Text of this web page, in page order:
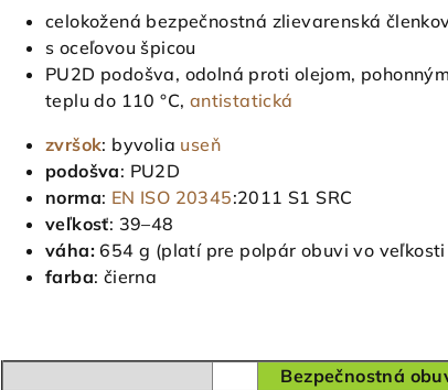
celokožená bezpečnostná zlievarenská
s oceľovou špicou
PU2D podošva, odolná proti olejom,
teplu do 110 °C, antistatická
zvršok: byvolia useň
podošva: PU2D
norma: EN ISO 20345:2011 S1 SRC
veľkosť: 39–48
váha: 654 g (platí pre polpár obuvi vo veľkosti
farba: čierna
Bezpečnostná